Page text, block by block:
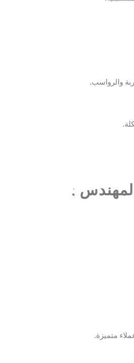
والرواسب.
:
متميزة.